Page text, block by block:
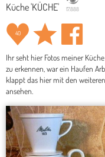
Küche 'KÜCHE' 17.888
40
Ihr seht hier Fotos meiner
zu erkennen, war ein Haufen
klappt das hier mit den weiteren
ansehen.